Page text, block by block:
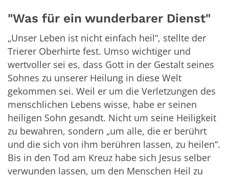
"Was für ein wunderbarer Dienst"
„Unser Leben ist nicht einfach heil“, stellte der
Trierer Oberhirte fest. Umso wichtiger und
wertvoller sei es, dass Gott in der Gestalt seines
Sohnes zu unserer Heilung in diese Welt
gekommen sei. Weil er um die Verletzungen des
menschlichen Lebens wisse, habe er seinen
heiligen Sohn gesandt. Nicht um seine Heiligkeit
zu bewahren, sondern „um alle, die er berührt
und die sich von ihm berühren lassen, zu heilen“.
Bis in den Tod am Kreuz habe sich Jesus selber
verwunden lassen, um den Menschen Heil zu